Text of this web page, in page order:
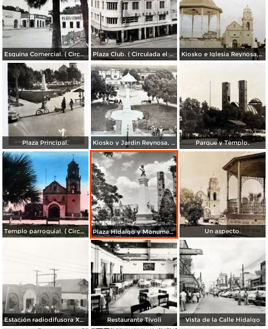
Esquina Comercial. ( Circulada el 21 de Septiembre de 1952 ). Plaza Club. ( Circulada el 21 de Mayo de 1957 ). Kiosko e Iglesia Reynosa, Tamaulipas.
Plaza Principal. Kiosko y Jardin Reynosa, Tamaulipas ( Circulada el 2 de Febrero de 1949 ). Parque y Templo.
Templo parroquial. ( Circulada el 12 de Agosto de 1944 ). Plaza Hidalgo y Monumento a Benito Juarez. Un aspecto.
Estación radiodifusora XED de 10,000 watts Restaurante Tívoli Vista de la Calle Hidalgo